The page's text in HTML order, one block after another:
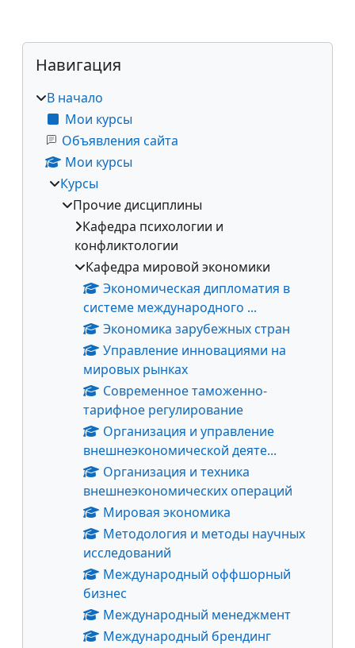
Блоки
Пропустить Навигация
Навигация
В начало
Мои курсы
Объявления сайта
Мои курсы
Курсы
Прочие дисциплины
Кафедра психологии и
конфликтологии
Кафедра мировой экономики
Экономическая дипломатия в
системе международного ...
Экономика зарубежных стран
Управление инновациями на
мировых рынках
Современное таможенно-
тарифное регулирование
Организация и управление
внешнеэкономической деяте...
Организация и техника
внешнеэкономических операций
Мировая экономика
Методология и методы научных
исследований
Международный оффшорный
бизнес
Международный менеджмент
Международный брендинг